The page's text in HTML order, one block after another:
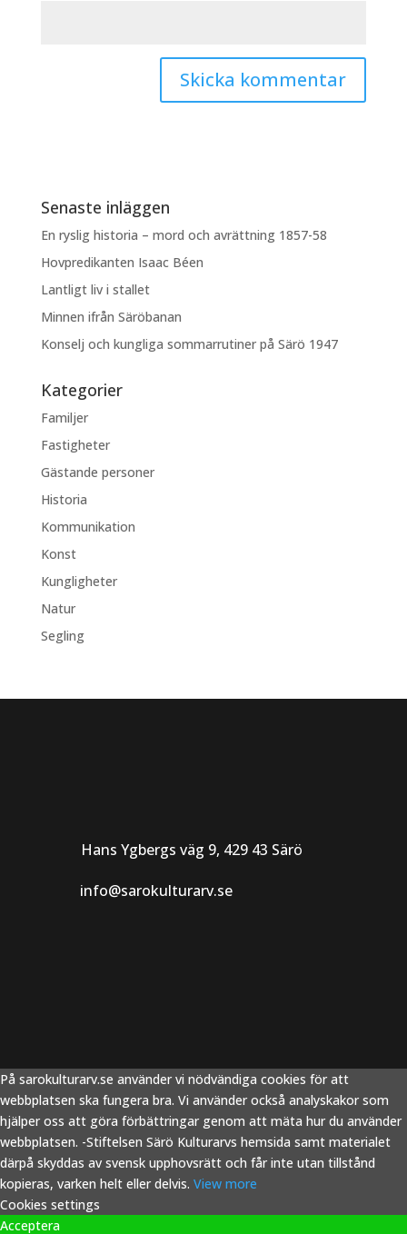
Senaste inläggen
En ryslig historia – mord och avrättning 1857-58
Hovpredikanten Isaac Béen
Lantligt liv i stallet
Minnen ifrån Säröbanan
Konselj och kungliga sommarrutiner på Särö 1947
Kategorier
Familjer
Fastigheter
Gästande personer
Historia
Kommunikation
Konst
Kungligheter
Natur
Segling
Hans Ygbergs väg 9, 429 43 Särö
info@sarokulturarv.se
På sarokulturarv.se använder vi nödvändiga cookies för att
webbplatsen ska fungera bra. Vi använder också analyskakor som
hjälper oss att göra förbättringar genom att mäta hur du använder
webbplatsen. -Stiftelsen Särö Kulturarvs hemsida samt materialet
därpå skyddas av svensk upphovsrätt och får inte utan tillstånd
kopieras, varken helt eller delvis. View more
Cookies settings
Acceptera